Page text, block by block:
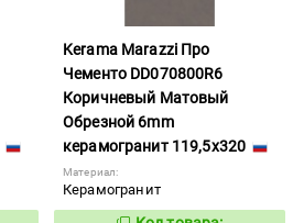
Kerama Marazzi Про
Чементо DD070800R6
Коричневый Матовый
Обрезной 6mm
керамогранит 119,5x320
Материал:
Керамогранит